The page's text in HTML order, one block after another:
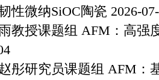
性微纳SiOC陶瓷 2026-
教授课题组 AFM：高强
彤研究员课题组 AFM：